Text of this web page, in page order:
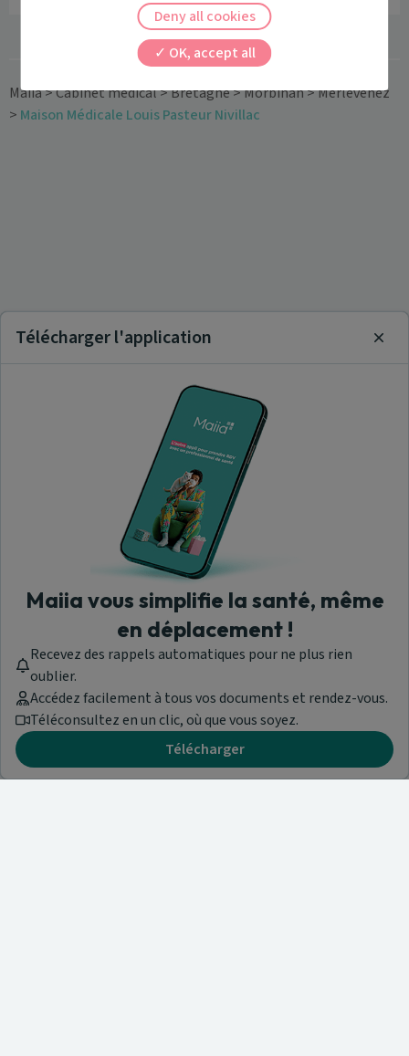
Maiia>Cabinet médical>Bretagne>Morbihan>Merlevenez
> Maison Médicale Louis Pasteur Nivillac
Télécharger l'application
Maiia vous simplifie la santé, même
en déplacement !
Recevez des rappels automatiques pour ne plus rien
oublier.
Accédez facilement à tous vos documents et rendez-vous.
Téléconsultez en un clic, où que vous soyez.
Télécharger
OK, accept all
Deny all cookies